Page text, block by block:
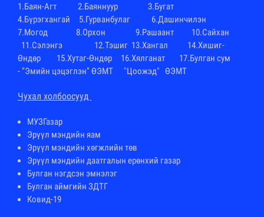
1.Баян-Агт 2.Баяннуур 3.Бугат
4.Бүрэгхангай 5.Гурванбулаг 6.Дашинчилэн
7.Могод 8.Орхон 9.Рашаант 10.Сайхан
11.Сэлэнгэ 12.Тэшиг 13.Хангал 14.Хишиг-
Өндөр 15.Хутаг-Өндөр 16.Хялганат 17.Булган сум
- "Эмийн цэцэглэн" ӨЭМТ "Цоожэд" ӨЭМТ
Чухал холбоосууд
МУЗГазар
Эрүүл мэндийн яам
Эрүүл мэндийн хөгжлийн төв
Эрүүл мэндийн даатгалын ерөнхий газар
Булган нэгдсэн эмнэлэг
Булган аймгийн ЗДТГ
Ковид-19